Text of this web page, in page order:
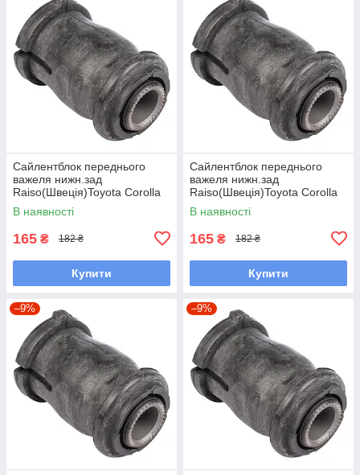
Сайлентблок переднього
важеля нижн.зад
Raiso(Швеція)Toyota Corolla
Compact,Тойота
Королла#RL-486120H
В наявності
165 ₴ 182 ₴
Купити
Сайлентблок переднього
важеля нижн.зад
Raiso(Швеція)Toyota Corolla
Liftback,Тойота Корола#RL-
486120H UAQUNCG7
В наявності
165 ₴ 182 ₴
Купити
–9% –9%